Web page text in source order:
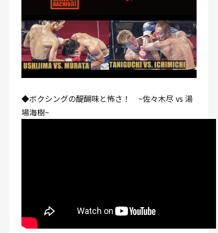
◆ボクシングの醍醐味と怖さ！ ~佐々木尽 vs 湯
場海樹~